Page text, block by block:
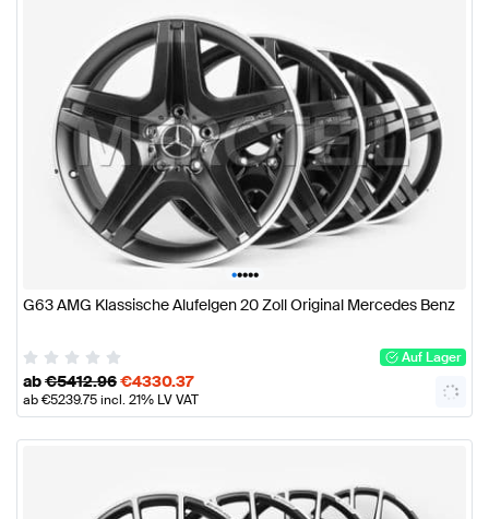
•••••
G63 AMG Klassische Alufelgen 20 Zoll Original Mercedes Benz
Auf Lager
ab€5412.96€4330.37
ab€5239.75incl. 21% LV VAT